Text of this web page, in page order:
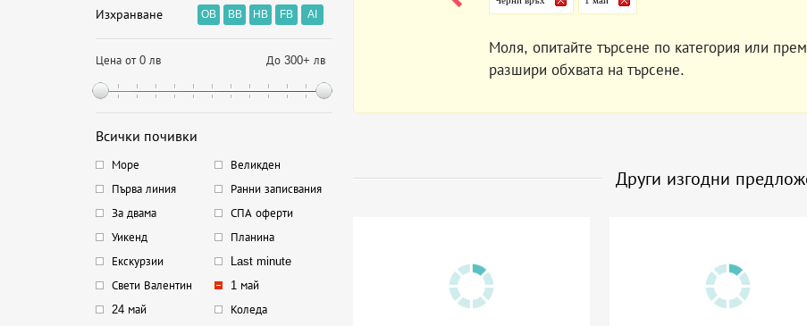
Изхранване OB BB HB FB AI
Цена от 0 лв До 300+ лв
Всички почивки
Море
Великден
Първа линия
Ранни записвания
За двама
СПА оферти
Уикенд
Планина
Екскурзии
Last minute
Свети Валентин
1 май
24 май
Коледа
Моля, опитайте търсене по категория или
разшири обхвата на търсене.
Други изгодни